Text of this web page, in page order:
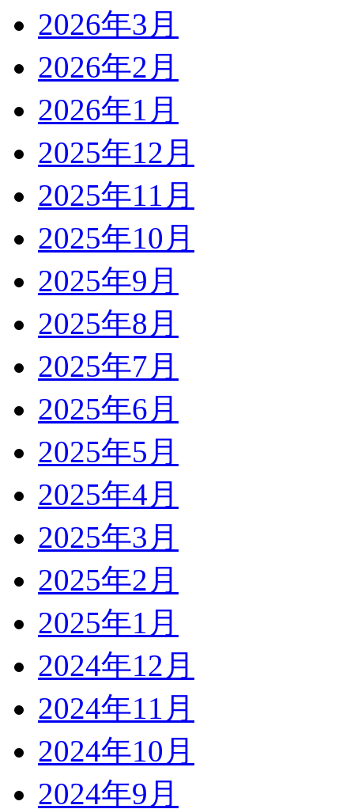
2026年3月
2026年2月
2026年1月
2025年12月
2025年11月
2025年10月
2025年9月
2025年8月
2025年7月
2025年6月
2025年5月
2025年4月
2025年3月
2025年2月
2025年1月
2024年12月
2024年11月
2024年10月
2024年9月